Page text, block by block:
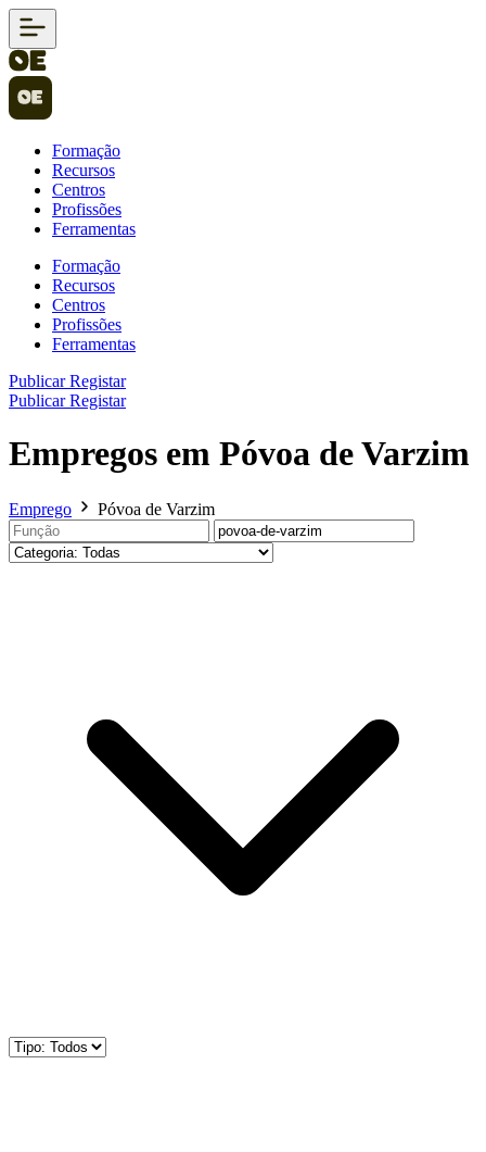
Formação
Recursos
Centros
Profissões
Ferramentas
Formação
Recursos
Centros
Profissões
Ferramentas
PublicarRegistar
PublicarRegistar
Empregos em Póvoa de Varzim
Emprego Póvoa de Varzim